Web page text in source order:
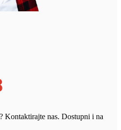
Kontaktirajte nas. Dostupni i na